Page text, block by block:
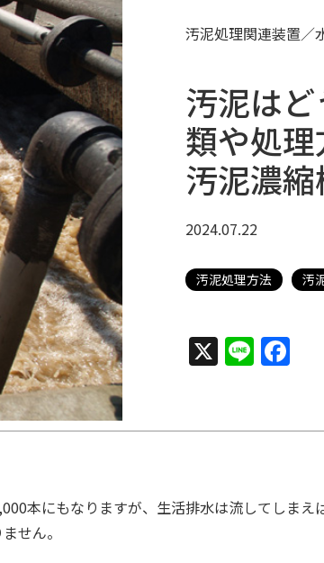
汚泥処理関連装置／
汚泥は
類や処理
汚泥濃
2024.07.22
汚泥処理方法 汚
X Line
本にもなりますが、生活排水は流してしまえ
せん。